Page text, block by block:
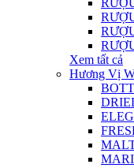
Xem tất cả
Hương Vị